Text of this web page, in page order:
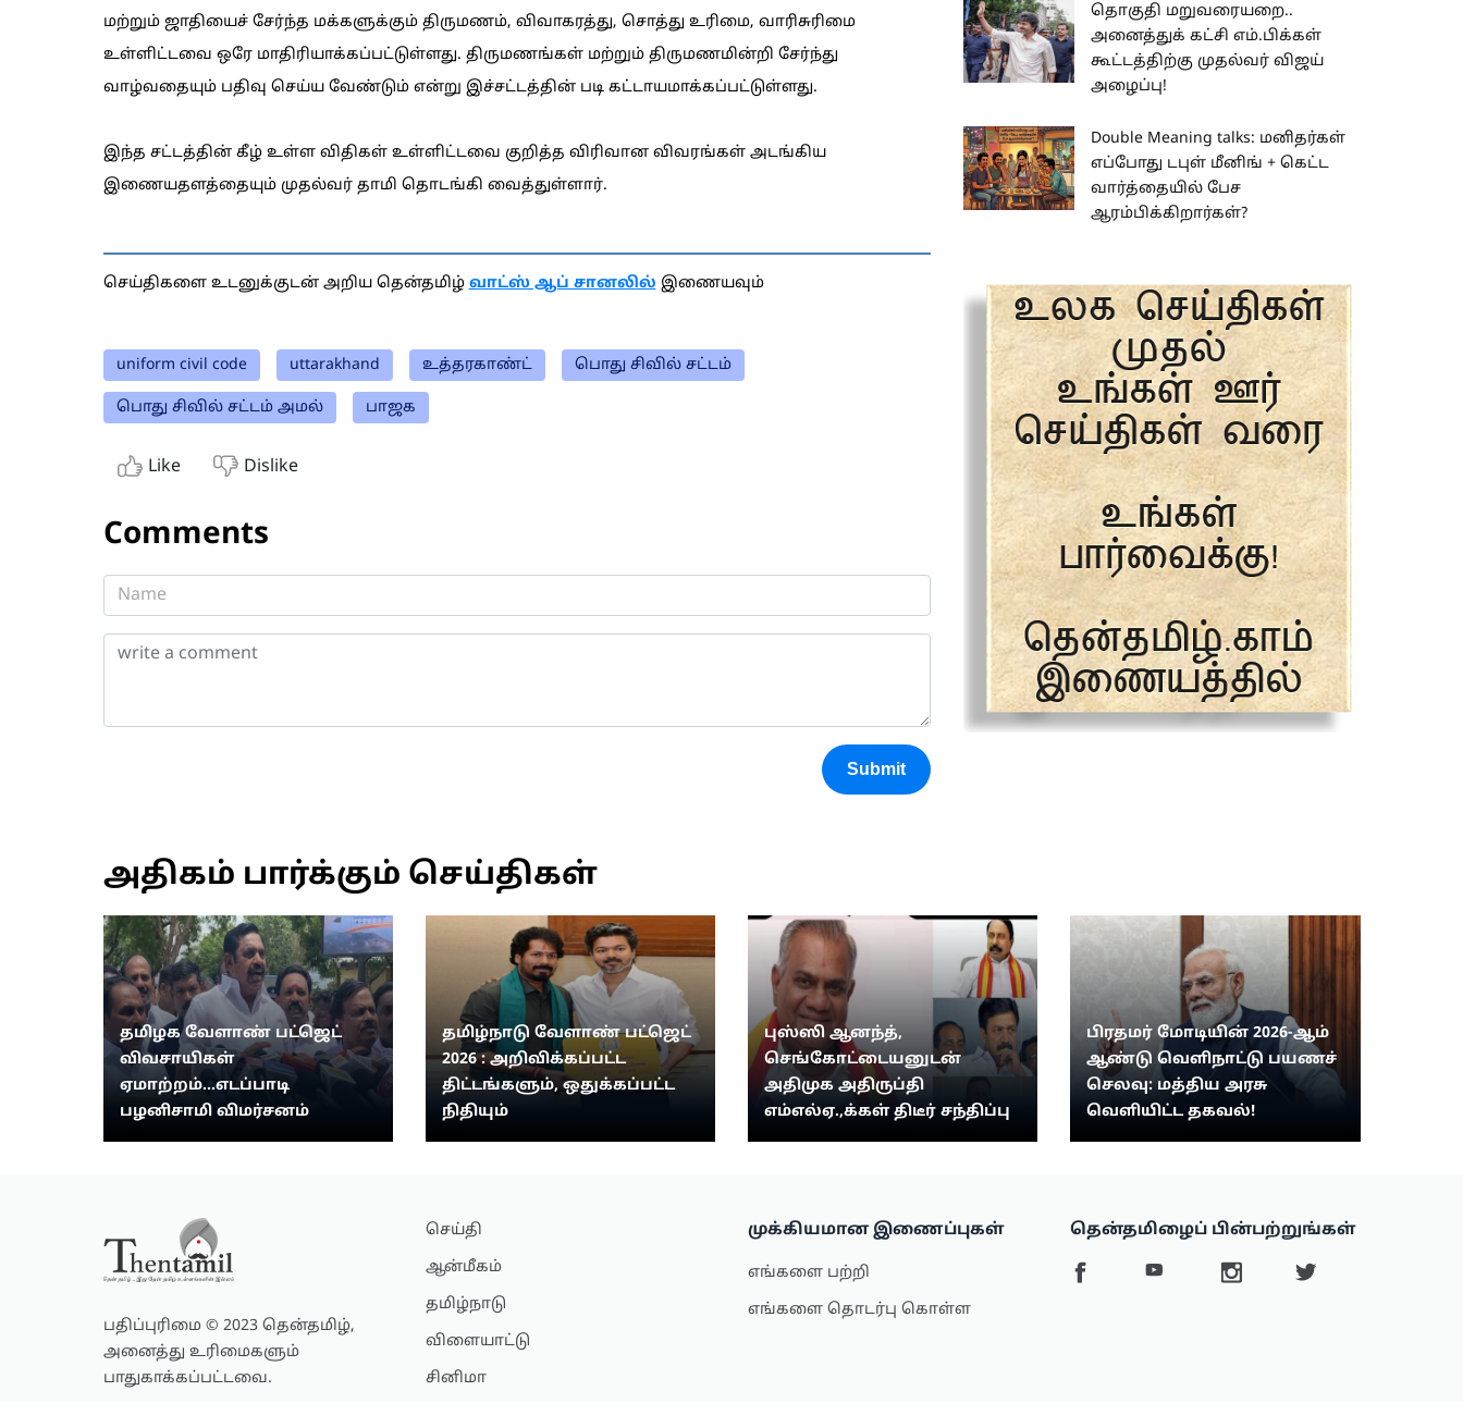
மற்றும் ஜாதியைச் சேர்ந்த மக்களுக்கும் திருமணம், விவாகரத்து, சொத்து உரிமை, வாரிசுரிமை
உள்ளிட்டவை ஒரே மாதிரியாக்கப்பட்டுள்ளது. திருமணங்கள் மற்றும் திருமணமின்றி சேர்ந்து
வாழ்வதையும் பதிவு செய்ய வேண்டும் என்று இச்சட்டத்தின் படி கட்டாயமாக்கப்பட்டுள்ளது.
இந்த சட்டத்தின் கீழ் உள்ள விதிகள் உள்ளிட்டவை குறித்த விரிவான விவரங்கள் அடங்கிய
இணையதளத்தையும் முதல்வர் தாமி தொடங்கி வைத்துள்ளார்.
செய்திகளை உடனுக்குடன் அறிய தென்தமிழ் வாட்ஸ் ஆப் சானலில் இணையவும்
uniform civil code uttarakhand உத்தரகாண்ட் பொது சிவில் சட்டம்
பொது சிவில் சட்டம் அமல் பாஜக
Like Dislike
Comments
Submit
தொகுதி மறுவரையறை..
அனைத்துக் கட்சி எம்.பிக்கள்
கூட்டத்திற்கு முதல்வர் விஜய்
அழைப்பு!
Double Meaning talks: மனிதர்கள்
எப்போது டபுள் மீனிங் + கெட்ட
வார்த்தையில் பேச
ஆரம்பிக்கிறார்கள்?
அதிகம் பார்க்கும் செய்திகள்
தமிழக வேளாண் பட்ஜெட்
விவசாயிகள்
ஏமாற்றம்...எடப்பாடி
பழனிசாமி விமர்சனம்
தமிழ்நாடு வேளாண் பட்ஜெட்
2026 : அறிவிக்கப்பட்ட
திட்டங்களும், ஒதுக்கப்பட்ட
நிதியும்
புஸ்ஸி ஆனந்த்,
செங்கோட்டையனுடன்
அதிமுக அதிருப்தி
எம்எல்ஏ.,க்கள் திடீர் சந்திப்பு
பிரதமர் மோடியின் 2026-ஆம்
ஆண்டு வெளிநாட்டு பயணச்
செலவு: மத்திய அரசு
வெளியிட்ட தகவல்!
பதிப்புரிமை © 2023 தென்தமிழ்,
அனைத்து உரிமைகளும்
பாதுகாக்கப்பட்டவை.
செய்தி
ஆன்மீகம்
தமிழ்நாடு
விளையாட்டு
சினிமா
முக்கியமான இணைப்புகள்
எங்களை பற்றி
எங்களை தொடர்பு கொள்ள
தென்தமிழைப் பின்பற்றுங்கள்